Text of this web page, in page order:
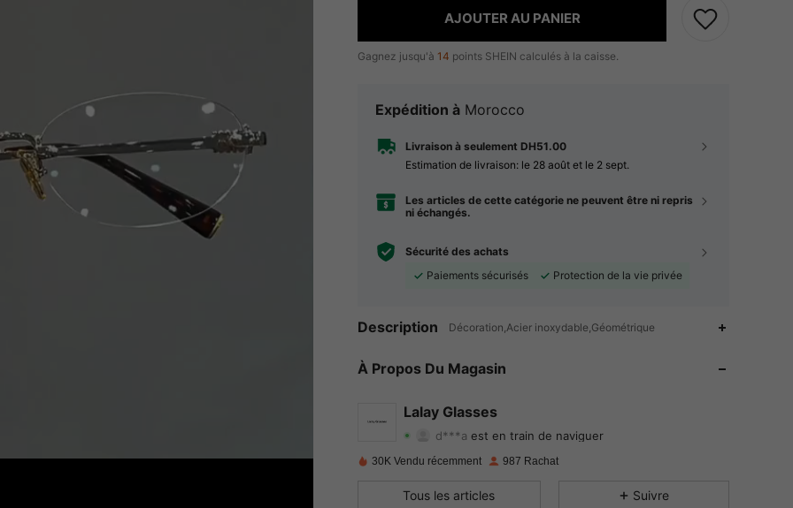
AJOUTER AU PANIER
Gagnez jusqu'à 14 points SHEIN calculés à la caisse.
Expédition à Morocco
Livraison à seulement DH51.00
Estimation de livraison: le 28 août et le 2 sept.
Les articles de cette catégorie ne peuvent être ni repris
ni échangés.
Sécurité des achats
Paiements sécurisés
Protection de la vie privée
Description Décoration,Acier inoxydable,Géométrique
À Propos Du Magasin
Lalay Glasses
4.74
4.74 Evaluation 28Articles 506Suiveurs
30K Vendu récemment 987 Rachat
Tous les articles Suivre